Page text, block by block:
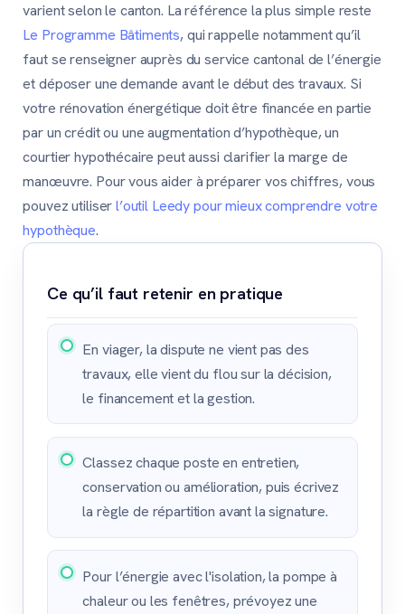
varient selon le canton. La référence la plus simple reste
Le Programme Bâtiments, qui rappelle notamment qu’il
faut se renseigner auprès du service cantonal de l’énergie
et déposer une demande avant le début des travaux. Si
votre rénovation énergétique doit être financée en partie
par un crédit ou une augmentation d’hypothèque, un
courtier hypothécaire peut aussi clarifier la marge de
manœuvre. Pour vous aider à préparer vos chiffres, vous
pouvez utiliserl’outil Leedy pour mieux comprendre votre
hypothèque.
Ce qu’il faut retenir en pratique
En viager, la dispute ne vient pas des
travaux, elle vient du flou sur la décision,
le financement et la gestion.
Classez chaque poste en entretien,
conservation ou amélioration, puis écrivez
la règle de répartition avant la signature.
Pour l’énergie avec l'isolation, la pompe à
chaleur ou les fenêtres, prévoyez une